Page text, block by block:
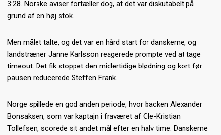
3:28. Norske aviser fortæller dog, at det var diskutabelt på
grund af en høj stok.
Men målet talte, og det var en hård start for danskerne, og
landstræner Janne Karlsson reagerede prompte ved at tage
timeout. Det fik stoppet den midlertidige blødning og kort før
pausen reducerede Steffen Frank.
Norge spillede en god anden periode, hvor backen Alexander
Bonsaksen, som var kaptajn i fraværet af Ole-Kristian
Tollefsen, scorede sit andet mål efter en halv time. Danskerne